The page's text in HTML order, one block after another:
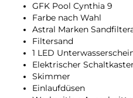
GFK Pool Cynthia 9
Farbe nach Wahl
Astral Marken
Filtersand
1 LED
Elektrischer
Skimmer
Einlaufdüsen